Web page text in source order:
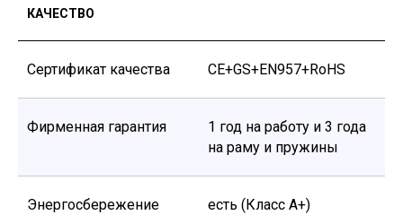
КАЧЕСТВО
Сертификат качества CE+GS+EN957+RoHS
Фирменная гарантия
1 год на работу и 3 года
на раму и пружины
Энергосбережение есть (Класс А+)